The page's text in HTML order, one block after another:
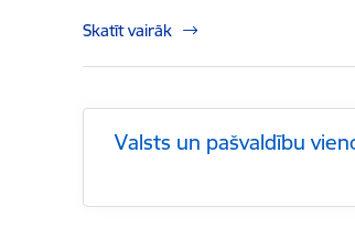
Skatīt vairāk
Valsts un pašvaldību